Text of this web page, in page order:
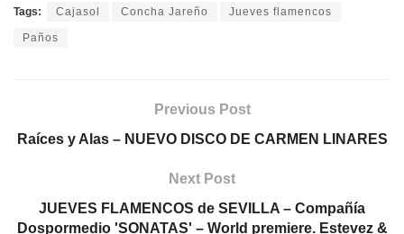
Tags: Cajasol Concha Jareño Jueves flamencos
Paños
Previous Post
Raíces y Alas – NUEVO DISCO DE CARMEN LINARES
Next Post
JUEVES FLAMENCOS de SEVILLA – Compañía
Dospormedio 'SONATAS' – World premiere. Estevez &